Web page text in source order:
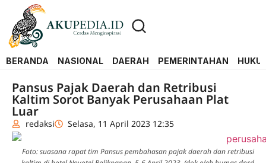
BERANDA NASIONAL DAERAH PEMERINTAHAN
Pansus Pajak Daerah dan Retribusi
Kaltim Sorot Banyak Perusahaan Plat
Luar
redaksi Selasa, 11 April 2023 12:35
Foto: suasana rapat tim Pansus pembahasan pajak daerah dan retribusi